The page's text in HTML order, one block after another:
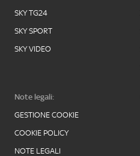
SKY TG24
SKY SPORT
SKY VIDEO
Note legali:
GESTIONE COOKIE
COOKIE POLICY
NOTE LEGALI